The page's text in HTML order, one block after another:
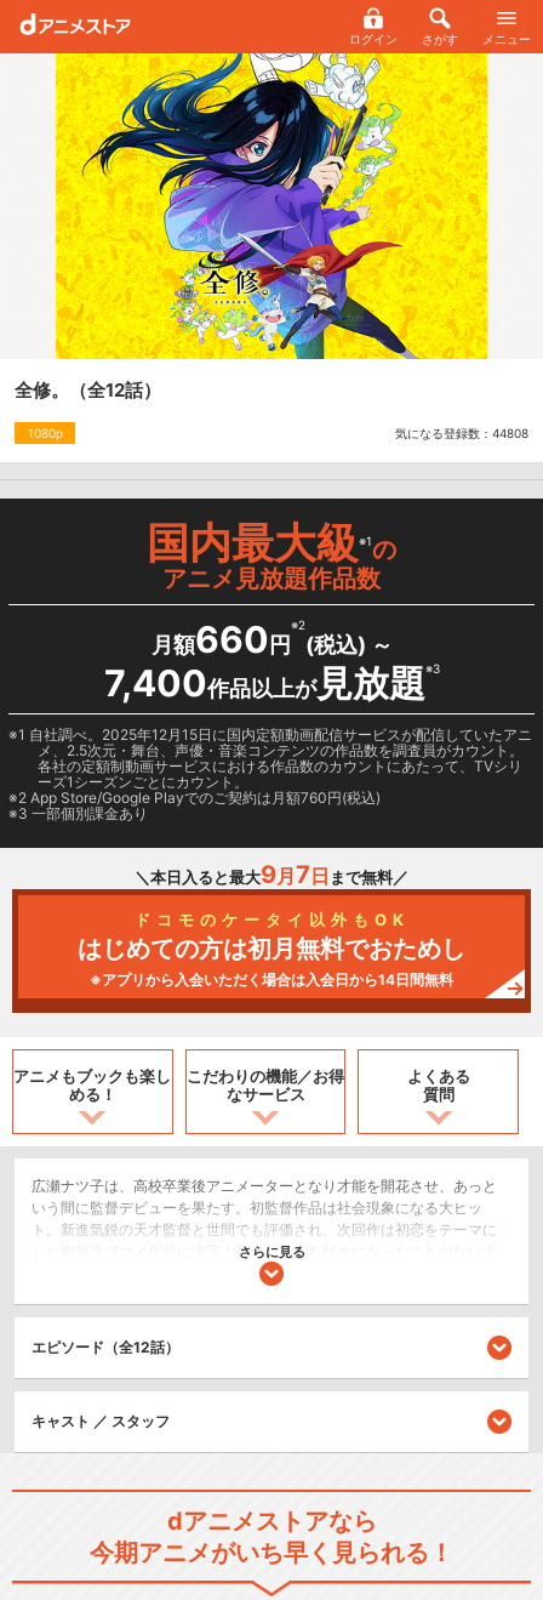
ログイン さがす メニュー
全修。 （全12話）
1080p 気になる登録数： 44808
国内最大級※1の
アニメ見放題作品数
月額660 円
※2
(税込) ～
7,400作品以上が見放題※3
1 自社調べ。2025年12月15日に国内定額動画配信サービスが配信していたアニ
メ、2.5次元・舞台、声優・音楽コンテンツの作品数を調査員がカウント。
各社の定額制動画サービスにおける作品数のカウントにあたって、TVシリ
ーズ1シーズンごとにカウント。
2 App Store/Google Playでのご契約は月額760円(税込)
3 一部個別課金あり
＼本日入ると最大9月 7 日 まで無料／
ドコモのケータイ以外もOK
はじめての方は初月無料でおためし
※アプリから入会いただく場合は入会日から14日間無料
アニメもブックも楽し
める！
こだわりの機能／お得
なサービス
よくある
質問
広瀬ナツ子は、高校卒業後アニメーターとなり才能を開花させ、あっと
いう間に監督デビューを果たす。初監督作品は社会現象になる大ヒッ
ト。新進気鋭の天才監督と世間でも評価され、次回作は初恋をテーマに
した劇場ラブコメ作品に決定！しかし、人を好きになったことがないナ
ツ子は初恋がよくわからず、コンテが描けなくなり映画制作が行き詰
子供の頃に夢中になったアニメ映画『滅びゆく物語』の世界だった。
恋愛/ラブコメ
ドラマ/青春
さらに見る
エピソード（全12話）
キャスト ／ スタッフ
dアニメストアなら
今期アニメがいち早く見られる！